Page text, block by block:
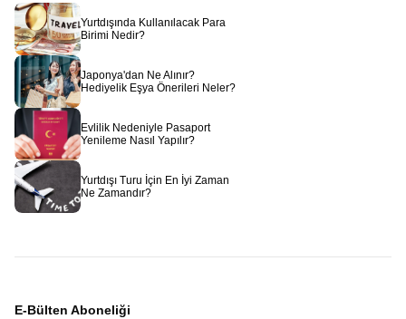
Yurtdışında Kullanılacak Para
Birimi Nedir?
Japonya'dan Ne Alınır?
Hediyelik Eşya Önerileri Neler?
Evlilik Nedeniyle Pasaport
Yenileme Nasıl Yapılır?
Yurtdışı Turu İçin En İyi Zaman
Ne Zamandır?
E-Bülten Aboneliği